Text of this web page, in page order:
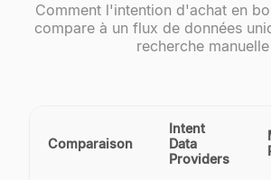
Comment l'intention d'achat en
compare à un flux de données
recherche manuelle
Comparaison
Intent
Data
Providers